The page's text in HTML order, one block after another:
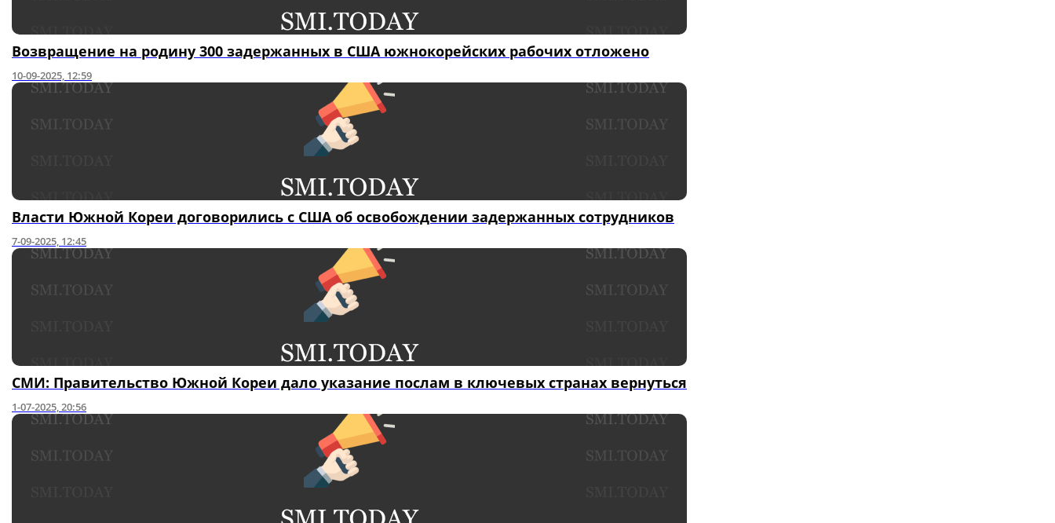
Возвращение на родину 300 задержанных в США южнокорейских рабочих отложено
10-09-2025, 12:59
Власти Южной Кореи договорились с США об освобождении задержанных сотрудников
7-09-2025, 12:45
СМИ: Правительство Южной Кореи дало указание послам в ключевых странах вернуться
1-07-2025, 20:56